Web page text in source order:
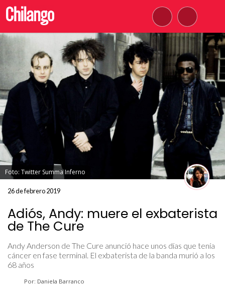
Foto: Twitter Summa Inferno
26 de febrero 2019
Adiós, Andy: muere el exbaterista
de The Cure
Andy Anderson de The Cure anunció hace unos días que tenía
cáncer en fase terminal. El exbaterista de la banda murió a los
68 años
Por: Daniela Barranco